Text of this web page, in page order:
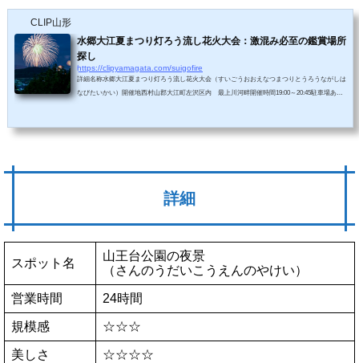
CLIP山形
水郷大江夏まつり灯ろう流し花火大会：激混み必至の鑑賞場所
探し
https://clipyamagata.com/suigofire
詳細名称水郷大江夏まつり灯ろう流し花火大会（すいごうおおえなつまつりとうろうながしは
なびたいかい）開催地西村山郡大江町左沢区内 最上川河畔開催時間19:00～20:45駐車場あ
円）・マックスバリュ跡地（有料 1台500円）※役場駐車場～中央公民館駐車場～大江中学校
詳細
スポット名
山王台公園の夜景
（さんのうだいこうえんのやけい）
営業時間 24時間
規模感 ☆☆☆
美しさ ☆☆☆☆